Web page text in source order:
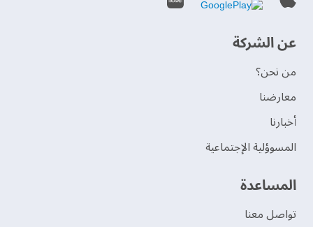
عن الشركة
من نحن؟
‫معارضنا‬
‫أخبارنا‬
المسوؤلية الإجتماعية
‫المساعدة‬
تواصل معنا